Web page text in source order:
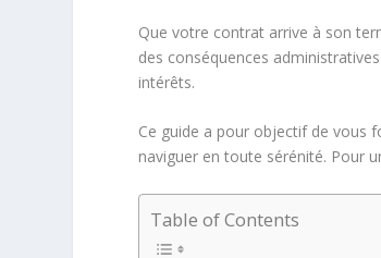
Que votre contrat arrive à son
des conséquences
intérêts.
Ce guide a pour objectif de vous
naviguer en toute sérénité. Pour
Table of Contents